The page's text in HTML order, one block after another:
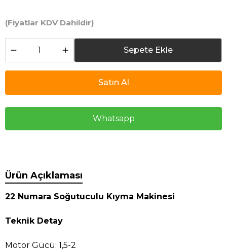
(Fiyatlar KDV Dahildir)
Sepete Ekle
Satın Al
Whatsapp
Ürün Açıklaması
22 Numara Soğutuculu Kıyma Makinesi
Teknik Detay
Motor Gücü: 1,5-2